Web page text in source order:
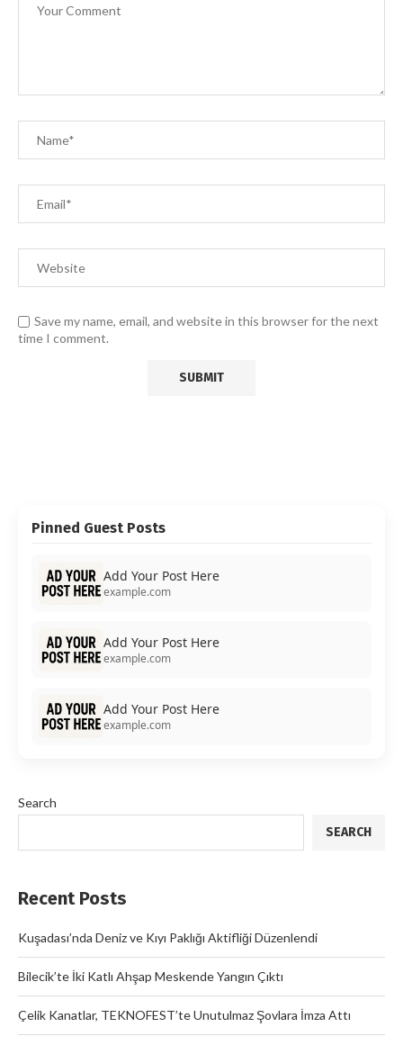
Save my name, email, and website in this browser for the next
time I comment.
Pinned Guest Posts
Add Your Post Here
example.com
Add Your Post Here
example.com
Add Your Post Here
example.com
Search
SEARCH
Recent Posts
Kuşadası’nda Deniz ve Kıyı Paklığı Aktifliği Düzenlendi
Bilecik’te İki Katlı Ahşap Meskende Yangın Çıktı
Çelik Kanatlar, TEKNOFEST’te Unutulmaz Şovlara İmza Attı